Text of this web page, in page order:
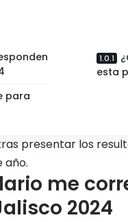
para
esta
presentar los
año.
me
2024